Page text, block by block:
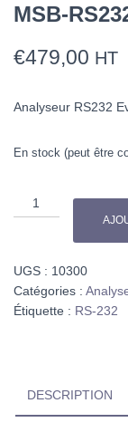
MSB-
€479,00 HT
Analyseur RS232
En stock (peut être
UGS : 10300
Catégories :
Étiquette : RS-232
DESCRIPTION